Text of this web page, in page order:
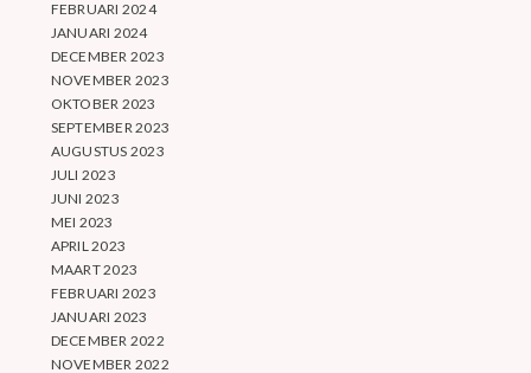
FEBRUARI 2024
JANUARI 2024
DECEMBER 2023
NOVEMBER 2023
OKTOBER 2023
SEPTEMBER 2023
AUGUSTUS 2023
JULI 2023
JUNI 2023
MEI 2023
APRIL 2023
MAART 2023
FEBRUARI 2023
JANUARI 2023
DECEMBER 2022
NOVEMBER 2022